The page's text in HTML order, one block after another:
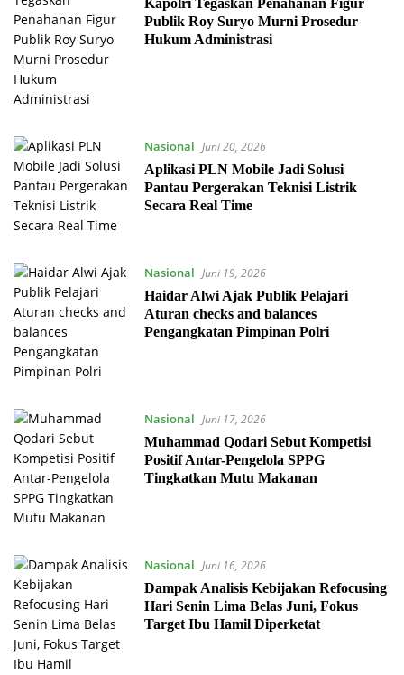
Kapolri Tegaskan Penahanan Figur
Publik Roy Suryo Murni Prosedur
Hukum Administrasi
Nasional Juni 20, 2026
Aplikasi PLN Mobile Jadi Solusi
Pantau Pergerakan Teknisi Listrik
Secara Real Time
Nasional Juni 19, 2026
Haidar Alwi Ajak Publik Pelajari
Aturan checks and balances
Pengangkatan Pimpinan Polri
Nasional Juni 17, 2026
Muhammad Qodari Sebut Kompetisi
Positif Antar-Pengelola SPPG
Tingkatkan Mutu Makanan
Nasional Juni 16, 2026
Dampak Analisis Kebijakan Refocusing
Hari Senin Lima Belas Juni, Fokus
Target Ibu Hamil Diperketat